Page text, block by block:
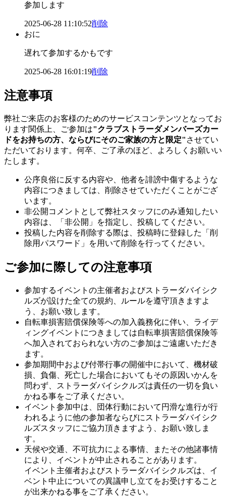
参加します
2025-06-28 11:10:52削除
おに
遅れて参加するかもです
2025-06-28 16:01:19削除
注意事項
弊社ご来店のお客様のためのサービスコンテンツとなってお
ります関係上、ご参加は"クラブストラーダメンバーズカー
ドをお持ちの方、ならびにそのご家族の方と限定" させてい
ただいております。何卒、ご了承のほど、よろしくお願いい
たします。
公序良俗に反する内容や、他者を誹謗中傷するような
内容につきましては、削除させていただくことがござ
います。
非公開コメントとして弊社スタッフにのみ通知したい
内容は、「非公開」を指定し、投稿してください。
投稿した内容を削除する際は、投稿時に登録した「削
除用パスワード」を用いて削除を行ってください。
ご参加に際しての注意事項
参加するイベントの主催者およびストラーダバイシク
ルズが設けた全ての規約、ルールを遵守頂きますよ
う、お願い致します。
自転車損害賠償保険等への加入義務化に伴い、ライデ
ィングイベントにつきましては自転車損害賠償保険等
へ加入されておられない方のご参加はご遠慮いただき
ます。
参加期間中および付帯行事の開催中において、機材破
損、負傷、死亡した場合においてもその原因いかんを
問わず、ストラーダバイシクルズは責任の一切を負い
かねる事をご了承ください。
イベント参加中は、団体行動において円滑な進行が行
われるように他の参加者ならびにストラーダバイシク
ルズスタッフにご協力頂きますよう、お願い致しま
す。
天候や交通、不可抗力による事情、またその他諸事情
により、イベントが中止されることがあります。
イベント主催者およびストラーダバイシクルズは、イ
ベント中止についての異議申し立てをお受けすること
が出来かねる事をご了承ください。